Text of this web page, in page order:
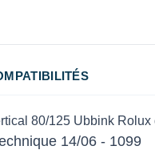
80/125 Ubbink
14/06 - 1099